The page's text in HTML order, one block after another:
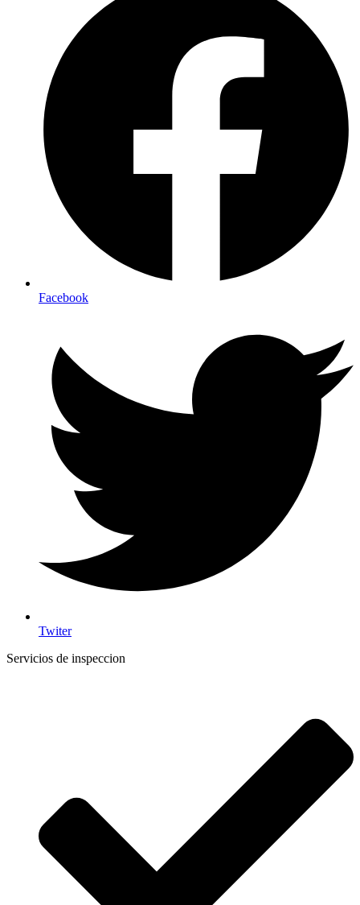
Facebook
Twiter
Servicios de inspeccion